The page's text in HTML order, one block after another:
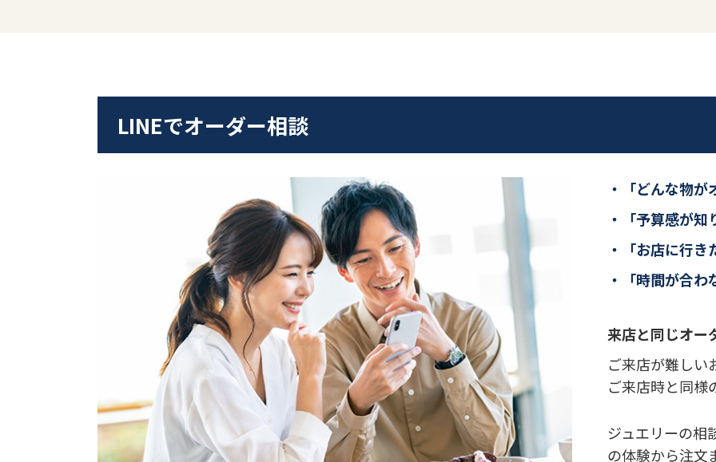
LINEでオーダー相談
「どんな物
「予算感が
「お店に行
「時間が合わ
来店と同じオー
ご来店が難しい
ご来店時と同様
ジュエリーの相
の体験から注文